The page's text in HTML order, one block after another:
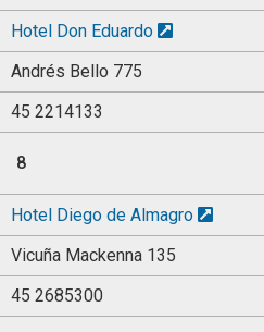
Hotel Don Eduardo
Andrés Bello 775
45 2214133
8
Hotel Diego de Almagro
Vicuña Mackenna 135
45 2685300